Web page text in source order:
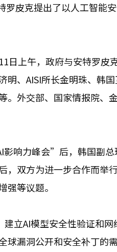
皮克提出了以人工智能
日上午，政府与安特罗皮
、AISI所长金明珠、韩
外交部、国家情报院、
响力峰会”后，韩国副
双方为进一步合作而举
强等议题。
立AI模型安全性验证和
球漏洞公开和安全补丁的